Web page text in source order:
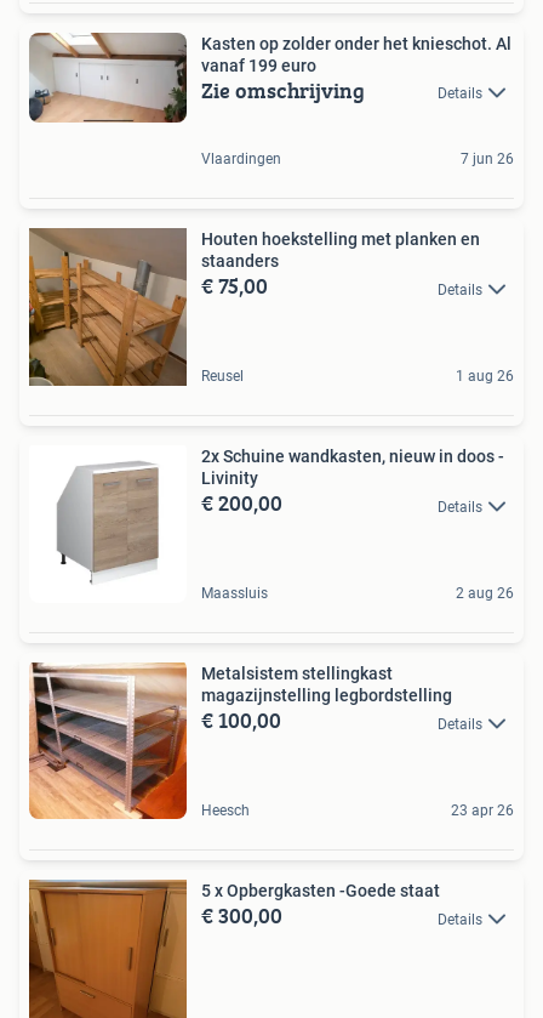
Kasten op zolder onder het knieschot. Al
vanaf 199 euro
Zie omschrijving Details
Vlaardingen 7 jun 26
Houten hoekstelling met planken en
staanders
€ 75,00 Details
Reusel 1 aug 26
2x Schuine wandkasten, nieuw in doos -
Livinity
€ 200,00 Details
Maassluis 2 aug 26
Metalsistem stellingkast
magazijnstelling legbordstelling
€ 100,00 Details
Heesch 23 apr 26
5 x Opbergkasten -Goede staat
€ 300,00 Details